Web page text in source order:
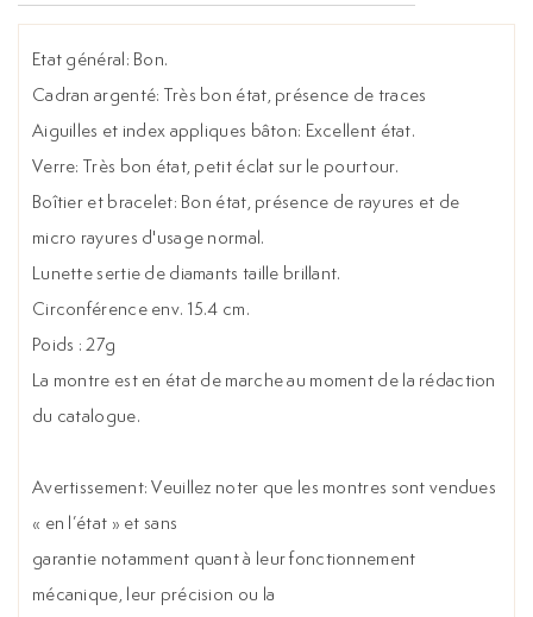
Etat général: Bon.
Cadran argenté: Très bon état, présence de traces
Aiguilles et index appliques bâton: Excellent état.
Verre: Très bon état, petit éclat sur le pourtour.
Boîtier et bracelet: Bon état, présence de rayures et de
micro rayures d'usage normal.
Lunette sertie de diamants taille brillant.
Circonférence env. 15.4 cm.
Poids : 27g
La montre est en état de marche au moment de la rédaction
du catalogue.
Avertissement: Veuillez noter que les montres sont vendues
« en l’état » et sans
garantie notamment quant à leur fonctionnement
mécanique, leur précision ou la